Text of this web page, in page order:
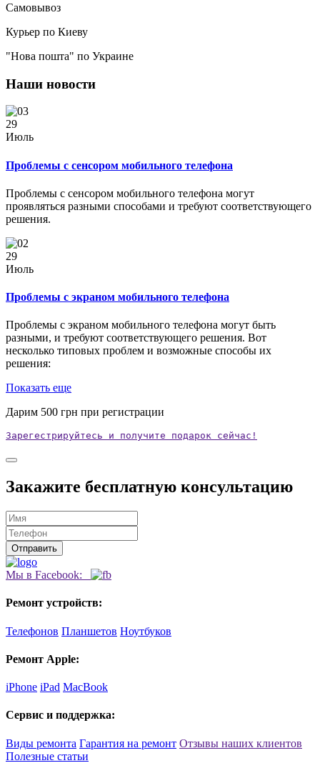
Самовывоз
Курьер по Киеву
"Нова пошта" по Украине
Наши новости
29
Июль
Проблемы с сенсором мобильного телефона
Проблемы с сенсором мобильного телефона могут
проявляться разными способами и требуют соответствующего
решения.
29
Июль
Проблемы с экраном мобильного телефона
Проблемы с экраном мобильного телефона могут быть
разными, и требуют соответствующего решения. Вот
несколько типовых проблем и возможные способы их
решения:
Показать еще
Дарим 500 грн при регистрации
Зарегестрируйтесь и получите подарок сейчас!
Закажите бесплатную консультацию
Мы в Facebook:
Ремонт устройств:
Телефонов Планшетов Ноутбуков
Ремонт Apple:
iPhone iPad MacBook
Сервис и поддержка:
Виды ремонта Гарантия на ремонт Отзывы наших клиентов
Полезные статьи